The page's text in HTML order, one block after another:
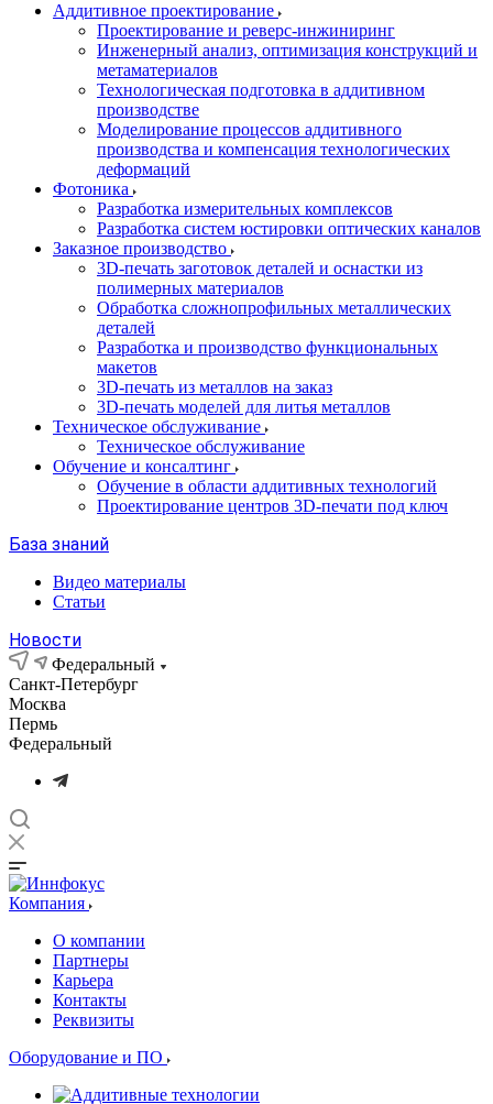
Аддитивное проектирование
Проектирование и реверс-инжиниринг
Инженерный анализ, оптимизация конструкций и
метаматериалов
Технологическая подготовка в аддитивном
производстве
Моделирование процессов аддитивного
производства и компенсация технологических
деформаций
Фотоника
Разработка измерительных комплексов
Разработка систем юстировки оптических каналов
Заказное производство
3D-печать заготовок деталей и оснастки из
полимерных материалов
Обработка сложнопрофильных металлических
деталей
Разработка и производство функциональных
макетов
3D-печать из металлов на заказ
3D-печать моделей для литья металлов
Техническое обслуживание
Техническое обслуживание
Обучение и консалтинг
Обучение в области аддитивных технологий
Проектирование центров 3D-печати под ключ
База знаний
Видео материалы
Статьи
Новости
Федеральный
Санкт-Петербург
Москва
Пермь
Федеральный
Компания
О компании
Партнеры
Карьера
Контакты
Реквизиты
Оборудование и ПО